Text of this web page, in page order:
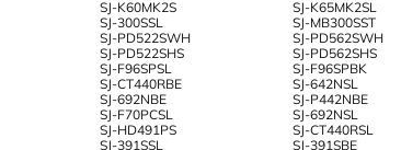
SJ-K60MK2S SJ-K65MK2SL
SJ-300SSL SJ-MB300SST
SJ-PD522SWH SJ-PD562SWH
SJ-PD522SHS SJ-PD562SHS
SJ-F96SPSL SJ-F96SPBK
SJ-CT440RBE SJ-642NSL
SJ-692NBE SJ-P442NBE
SJ-F70PCSL SJ-692NSL
SJ-HD491PS SJ-CT440RSL
SJ-391SSL SJ-391SBE